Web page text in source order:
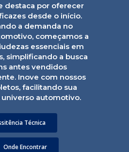
destaca por oferecer
desde o início.
a demanda no
começamos a
essenciais em
simplificando a busca
antes vendidos
Inove com nossos
facilitando sua
automotivo.
Técnica
Onde Encontrar